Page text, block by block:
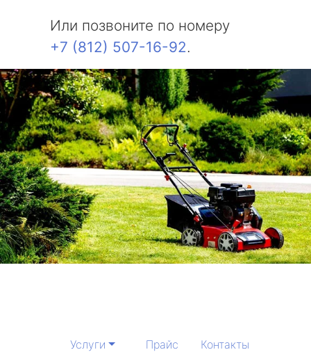
Или позвоните по номеру
+7 (812) 507-16-92.
Услуги Прайс Контакты